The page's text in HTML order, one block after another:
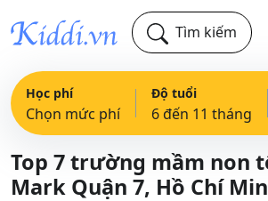
Tìm kiếm
Học phí
Chọn mức phí
Độ tuổi
6 đến 11 tháng
Top 7 trường mầm non
Mark Quận 7, Hồ Chí